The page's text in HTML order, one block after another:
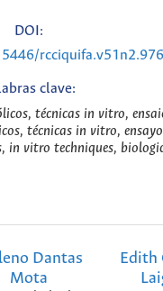
DOI:
clave:
técnicas in vitro,
técnicas in vitro,
in vitro techniques,
Dantas
Mota
Edith